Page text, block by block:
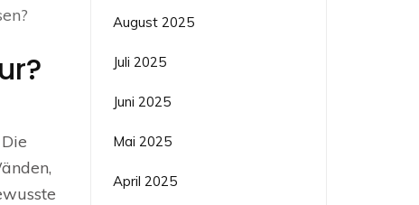
August 2025
Juli 2025
Juni 2025
Mai 2025
April 2025